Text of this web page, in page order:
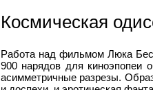
Космическая
Работа над фильмом Люка
900 нарядов для киноэпопеи
асимметричные разрезы.